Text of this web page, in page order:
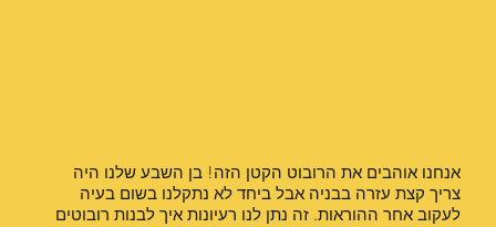
אנחנו אוהבים את הרובוט הקטן הזה! בן השבע שלנו היה
צריך קצת עזרה בבניה אבל ביחד לא נתקלנו בשום בעיה
לעקוב אחר ההוראות. זה נתן לנו רעיונות איך לבנות רובוטים